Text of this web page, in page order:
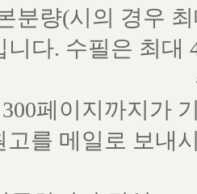
분량(시의 경우
니다. 수필은 최대
페이지까지가
고를 메일로 보내